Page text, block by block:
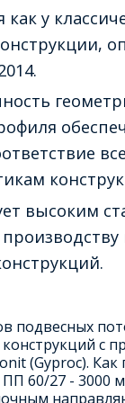
как у
высоким
подвесных
с
(Gyproc).
60/27 - 3000